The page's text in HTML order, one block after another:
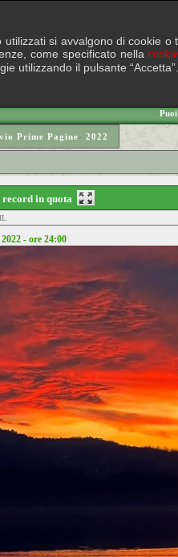
Prime Pagine› 2022
record in quota
- ore 24:00
si avvalgono di cookie
come specificato nella
utilizzando il pulsante